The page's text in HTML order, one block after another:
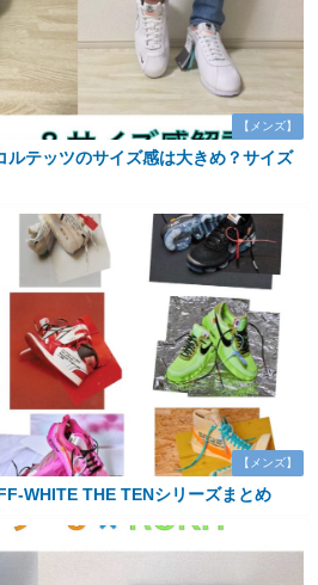
【メンズ】
ルテッツのサイズ感は大きめ？サイズ
【メンズ】
WHITE THE TENシリーズまとめ